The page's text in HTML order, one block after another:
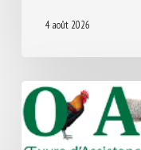
4 août 2026